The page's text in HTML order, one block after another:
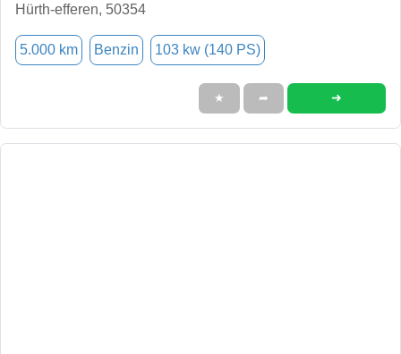
Hürth-efferen, 50354
5.000 km Benzin 103 kw (140 PS)
★ ➦ ➜